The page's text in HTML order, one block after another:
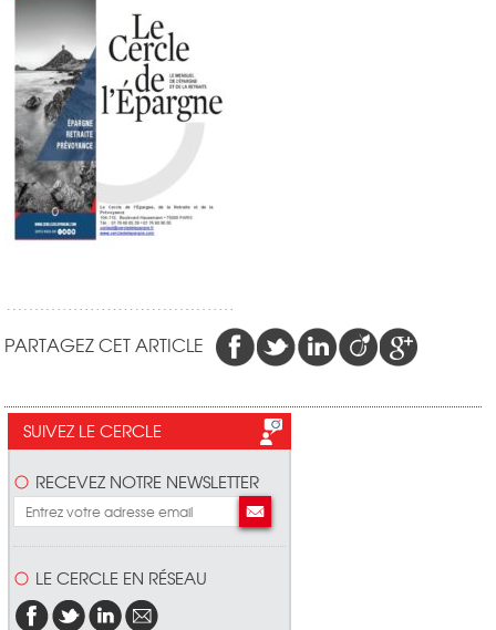
PARTAGEZ CET ARTICLE
SUIVEZ LE CERCLE
RECEVEZ NOTRE NEWSLETTER
LE CERCLE EN RÉSEAU